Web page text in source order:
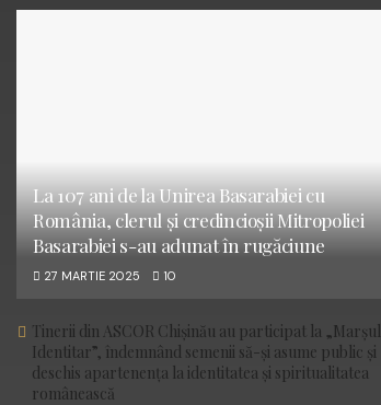
La 107 ani de la Unirea Basarabiei cu
România, clerul și credincioșii Mitropoliei
Basarabiei s-au adunat în rugăciune
27 MARTIE 2025 10
Tinerii din ASCOR Chișinău au participat la „Marșul
Identitar”, îndemnând semenii să-și asume public și
deschis apartenența la identitatea și spiritualitatea
românească